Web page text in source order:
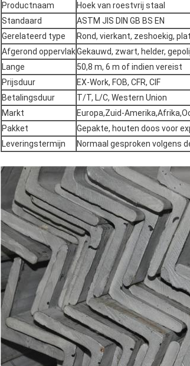
Productnaam
Hoek van roestvrij staal
Standaard
ASTM JIS DIN GB BS EN
Gerelateerd type
Rond, vierkant, zeshoekig,
Afgerond oppervlakGekauwd, zwart, helder,
Lange
50,8 m, 6 m of indien vereist
Prijsduur
EX-Work, FOB, CFR, CIF
Betalingsduur
T/T, L/C, Western Union
Markt
Europa,Zuid-
Pakket
Gepakte, houten doos voor
Leveringstermijn
Normaal gesproken volgens